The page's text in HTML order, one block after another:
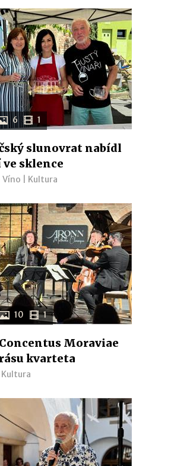
6 1
slunovrat nabídl
ve sklence
Víno Kultura
10 1
Moraviae
kvarteta
Kultura